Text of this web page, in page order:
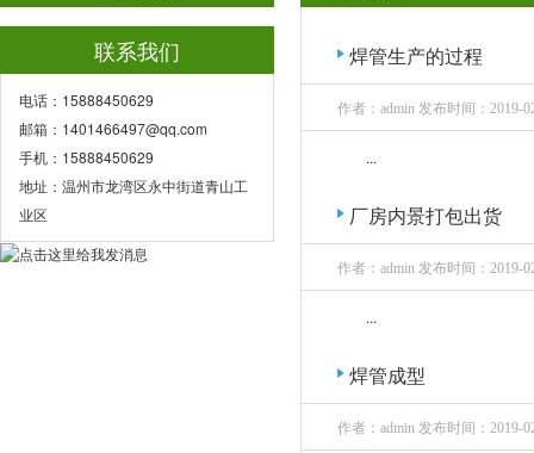
联系我们
电话：15888450629
邮箱：1401466497@qq.com
手机：15888450629
地址：温州市龙湾区永中街道青山工
业区
焊管生产的过程
作者：admin 发布时间：2019-
...
厂房内景打包出货
作者：admin 发布时间：2019-
...
焊管成型
作者：admin 发布时间：2019-